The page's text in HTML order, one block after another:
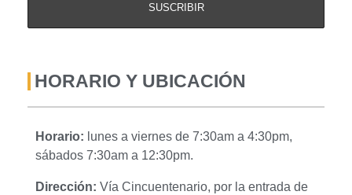
HORARIO Y UBICACIÓN
Horario: lunes a viernes de 7:30am a 4:30pm,
sábados 7:30am a 12:30pm.
Dirección: Vía Cincuentenario, por la entrada de